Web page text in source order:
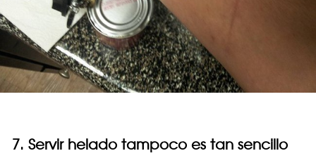
7. Servir helado tampoco es tan sencillo